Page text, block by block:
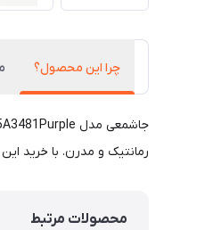
چرا این محصول؟
رمانتیک و مدرن. با خرید
محصولات مرتبط